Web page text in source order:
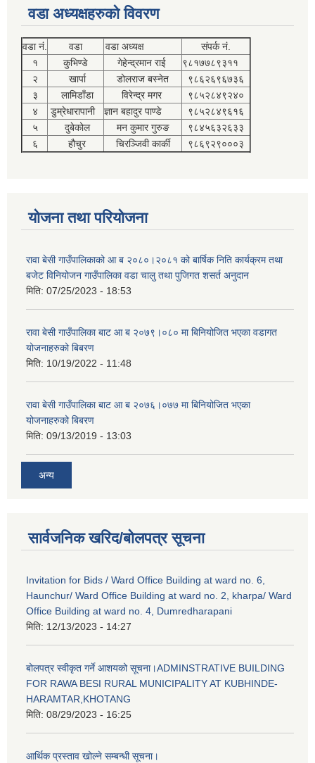
वडा अध्यक्षहरुको विवरण
वडा नं. वडा वडा अध्यक्ष
संपर्क नं.
१
कुभिण्डे गेहेन्द्रमान राई
९८१७७८९३११
२
खार्पा डोलराज बस्नेत
९८६२६९६७३६
३
लामिडाँडा विरेन्द्र मगर
९८५२८४९२४०
४
डुम्रेधारापानी ज्ञान बहादुर पाण्डे
९८५२८४९६१६
५
दुबेकोल मन कुमार गुरुङ
९८४५६३२६३३
६
हौचुर चिरञ्जिवी कार्की ९८६९२९०००३
योजना तथा परियोजना
रावा बेसी गाउँपालिकाको आ ब २०८०।२०८१ को बार्षिक निति कार्यक्रम तथा
बजेट विनियोजन गाउँपालिका वडा चालु तथा पुजिगत शसर्त अनुदान
मिति: 07/25/2023 - 18:53
रावा बेसी गाउँपालिका बाट आ ब २०७९।०८० मा बिनियोजित भएका वडागत
योजनाहरुको बिबरण
मिति: 10/19/2022 - 11:48
रावा बेसी गाउँपालिका बाट आ ब २०७६।०७७ मा बिनियोजित भएका
योजनाहरुको बिबरण
मिति: 09/13/2019 - 13:03
अन्य
सार्वजनिक खरिद/बोलपत्र सूचना
Invitation for Bids / Ward Office Building at ward no. 6,
Haunchur/ Ward Office Building at ward no. 2, kharpa/ Ward
Office Building at ward no. 4, Dumredharapani
मिति: 12/13/2023 - 14:27
बोलपत्र स्वीकृत गर्ने आशयको सूचना।ADMINSTRATIVE BUILDING
FOR RAWA BESI RURAL MUNICIPALITY AT KUBHINDE-
HARAMTAR,KHOTANG
मिति: 08/29/2023 - 16:25
आर्थिक प्रस्ताव खोल्ने सम्बन्धी सूचना।